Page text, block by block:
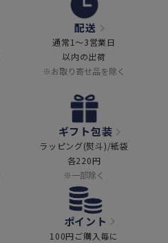
配送
通常1～3営業日
以内の出荷
※お取り寄せ品を除く
ギフト包装
ラッピング(熨斗)/紙袋
各220円
※一部除く
ポイント
100円ご購入毎に